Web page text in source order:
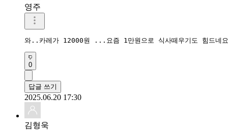
영주
와..카레가 12000원 ...요즘 1만원으로 식사떼우기도 힘드네요
0
답글 쓰기
2025.06.20 17:30
김형욱